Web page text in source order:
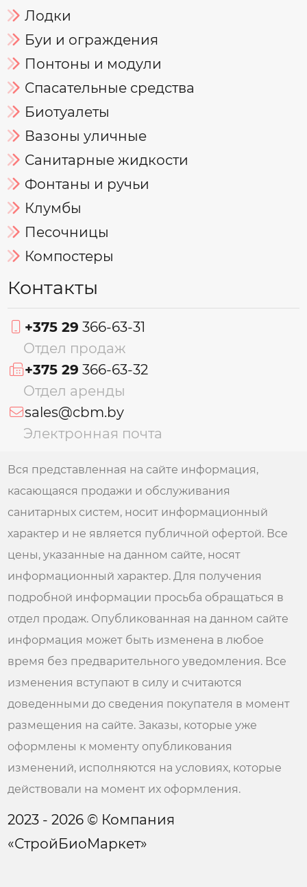
Лодки
Буи и ограждения
Понтоны и модули
Спасательные средства
Биотуалеты
Вазоны уличные
Санитарные жидкости
Фонтаны и ручьи
Клумбы
Песочницы
Компостеры
Контакты
+375 29 366-63-31
Отдел продаж
+375 29 366-63-32
Отдел аренды
sales@cbm.by
Электронная почта
Вся представленная на сайте информация,
касающаяся продажи и обслуживания
санитарных систем, носит информационный
характер и не является публичной офертой. Все
цены, указанные на данном сайте, носят
информационный характер. Для получения
подробной информации просьба обращаться в
отдел продаж. Опубликованная на данном сайте
информация может быть изменена в любое
время без предварительного уведомления. Все
изменения вступают в силу и считаются
доведенными до сведения покупателя в момент
размещения на сайте. Заказы, которые уже
оформлены к моменту опубликования
изменений, исполняются на условиях, которые
действовали на момент их оформления.
2023 - 2026 © Компания
«СтройБиоМаркет»